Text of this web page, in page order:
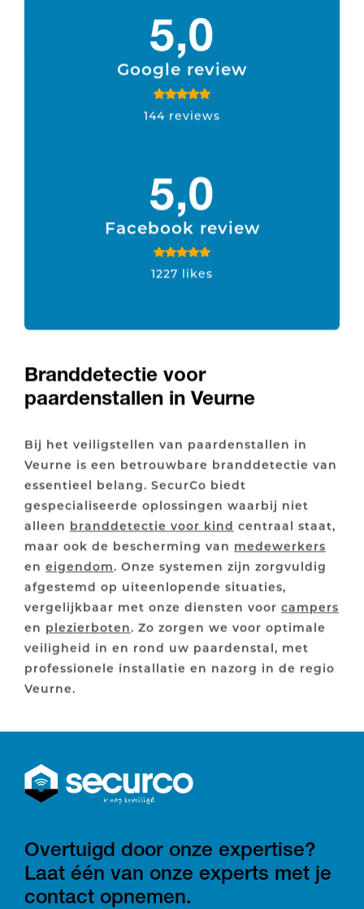
5,0
Google review
144 reviews
5,0
Facebook review
1227 likes
Branddetectie voor
paardenstallen in Veurne
Bij het veiligstellen van paardenstallen in
Veurne is een betrouwbare branddetectie van
essentieel belang. SecurCo biedt
gespecialiseerde oplossingen waarbij niet
alleen branddetectie voor kind centraal staat,
maar ook de bescherming van medewerkers
en eigendom. Onze systemen zijn zorgvuldig
afgestemd op uiteenlopende situaties,
vergelijkbaar met onze diensten voor campers
en plezierboten. Zo zorgen we voor optimale
veiligheid in en rond uw paardenstal, met
professionele installatie en nazorg in de regio
Veurne.
Overtuigd door onze expertise?
Laat één van onze experts met je
contact opnemen.